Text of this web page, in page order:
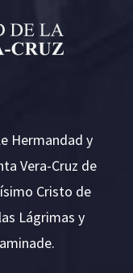
Hermandad y
Vera-Cruz de
Cristo de
Lágrimas y